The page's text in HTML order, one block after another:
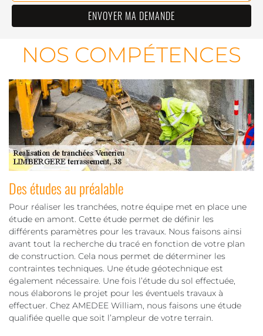
NOS COMPÉTENCES
Des études au préalable
Pour réaliser les tranchées, notre équipe met en place une
étude en amont. Cette étude permet de définir les
différents paramètres pour les travaux. Nous faisons ainsi
avant tout la recherche du tracé en fonction de votre plan
de construction. Cela nous permet de déterminer les
contraintes techniques. Une étude géotechnique est
également nécessaire. Une fois l’étude du sol effectuée,
nous élaborons le projet pour les éventuels travaux à
effectuer. Chez AMEDEE William, nous faisons une étude
qualifiée quelle que soit l’ampleur de votre terrain.